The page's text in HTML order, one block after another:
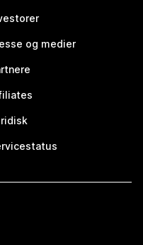
og medier